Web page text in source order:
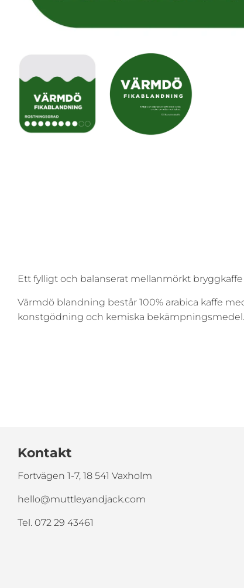
Ett fylligt och balanserat mellanmörkt
Värmdö blandning består 100% arabica kaffe
konstgödning och kemiska bekämpningsmedel.
Kontakt
Fortvägen 1-7, 18 541 Vaxholm
hello@muttleyandjack.com
Tel. 072 29 43461